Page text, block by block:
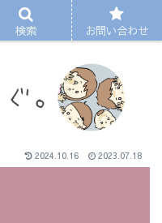
2024.10.16 2023.07.18
検索 お問い合わせ